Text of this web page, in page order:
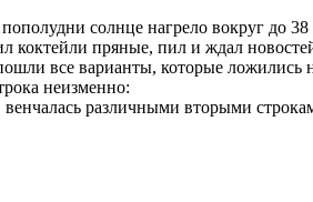
солнце нагрело вокруг до 38
коктейли пряные, пил и ждал
все варианты, которые ложились
неизменно:
различными вторыми